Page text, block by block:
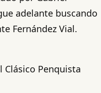
adelante buscando
Fernández Vial.
Clásico Penquista